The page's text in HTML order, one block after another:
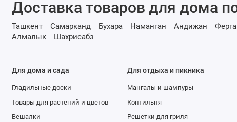
Доставка товаров для дома
Ташкент Самарканд Бухара Наманган Андижан
Алмалык
Шахрисабз
Для дома и сада
Гладильные доски
Товары для растений и цветов
Вешалки
Для отдыха и пикника
Мангалы и шампуры
Коптильня
Решетки для гриля